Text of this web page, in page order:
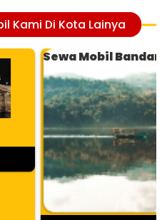
Kami Di Kota Lainya
Sewa Mobil